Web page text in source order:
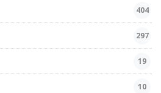
404
297
19
10